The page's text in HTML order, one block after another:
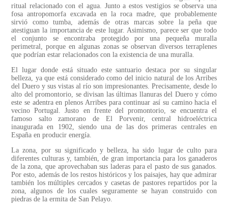
ritual relacionado con el agua. Junto a estos vestigios se observa una
fosa antropomorfa excavada en la roca madre, que probablemente
sirvió como tumba, además de otras marcas sobre la peña que
atestiguan la importancia de este lugar. Asimismo, parece ser que todo
el conjunto se encontraba protegido por una pequeña muralla
perimetral, porque en algunas zonas se observan diversos terraplenes
que podrían estar relacionados con la existencia de una muralla.
El lugar donde está situado este santuario destaca por su singular
belleza, ya que está considerado como del inicio natural de los Arribes
del Duero y sus vistas al río son impresionantes. Precisamente, desde lo
alto del promontorio, se divisan las últimas llanuras del Duero y cómo
este se adentra en plenos Arribes para continuar así su camino hacia el
vecino Portugal. Justo en frente del promontorio, se encuentra el
famoso salto zamorano de El Porvenir, central hidroeléctrica
inaugurada en 1902, siendo una de las dos primeras centrales en
España en producir energía.
La zona, por su significado y belleza, ha sido lugar de culto para
diferentes culturas y, también, de gran importancia para los ganaderos
de la zona, que aprovechaban sus laderas para el pasto de sus ganados.
Por esto, además de los restos históricos y los paisajes, hay que admirar
también los múltiples cercados y casetas de pastores repartidos por la
zona, algunos de los cuales seguramente se hayan construido con
piedras de la ermita de San Pelayo.